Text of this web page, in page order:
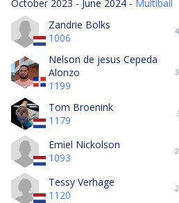
October 2023 - June 2024 - Multiball
Zandrie Bolks
1006
Nelson de jesus Cepeda
Alonzo
1199
Tom Broenink
1179
Emiel Nickolson
1093
Tessy Verhage
1120